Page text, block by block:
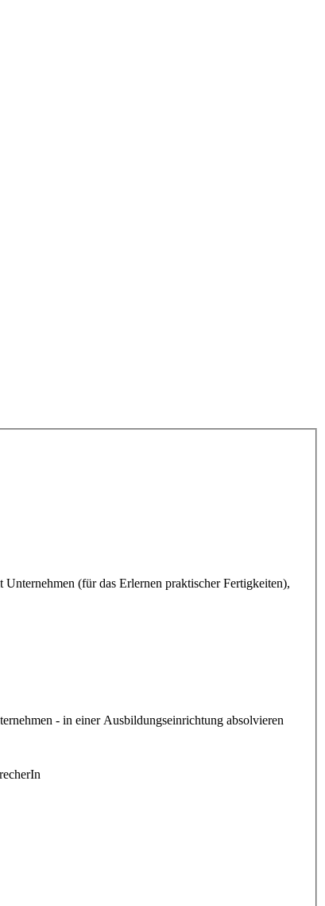
(für das Erlernen praktischer Fertigkeiten),
- in einer Ausbildungseinrichtung absolvieren